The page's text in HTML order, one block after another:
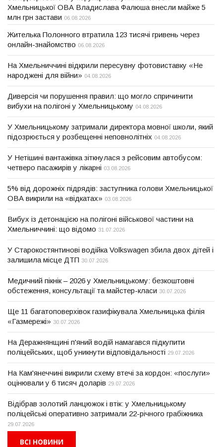
Хмельницької ОВА Владислава Фалюша внесли майже 5
млн грн застави 06.08.2026
Жителька Полонного втратила 123 тисячі гривень через
онлайн-знайомство 06.08.2026
На Хмельниччині відкрили пересувну фотовиставку «Не
народжені для війни» 04.08.2026
Диверсія чи порушення правил: що могло спричинити
вибухи на полігоні у Хмельницькому 04.08.2026
У Хмельницькому затримали директора мовної школи, який
підозрюється у розбещенні неповнолітніх 04.08.2026
У Нетішині вантажівка зіткнулася з рейсовим автобусом:
четверо пасажирів у лікарні 03.08.2026
5% від дорожніх підрядів: заступника голови Хмельницької
ОВА викрили на «відкатах» 03.08.2026
Вибух із детонацією на полігоні військової частини на
Хмельниччині: що відомо 31.07.2026
У Старокостянтинові водійка Volkswagen збила двох дітей і
залишила місце ДТП 30.07.2026
Медичний пікнік – 2026 у Хмельницькому: безкоштовні
обстеження, консультації та майстер-класи 30.07.2026
Ще 11 багатоповерхівок газифікувала Хмельницька філія
«Газмережі» 30.07.2026
На Деражнянщині п'яний водій намагався підкупити
поліцейських, щоб уникнути відповідальності 29.07.2026
На Кам'янеччині викрили схему втечі за кордон: «послуги»
оцінювали у 6 тисяч доларів 29.07.2026
Відібрав золотий ланцюжок і втік: у Хмельницькому
поліцейські оперативно затримали 22-річного грабіжника
29.07.2026
ВСІ НОВИНИ